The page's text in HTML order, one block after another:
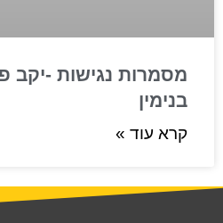
מסמרות נגישות -יקב
בנימין
קרא עוד »